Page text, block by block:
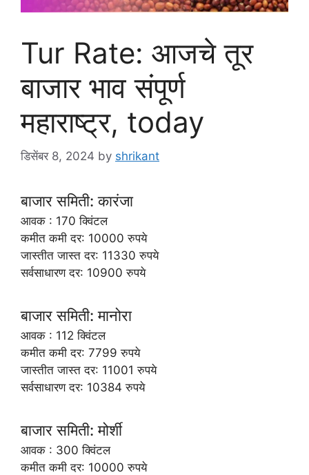
Tur Rate: आजचे तूर
बाजार भाव संपूर्ण
महाराष्ट्र, today
डिसेंबर 8, 2024 by shrikant
बाजार समिती: कारंजा
आवक : 170 क्विंटल
कमीत कमी दर: 10000 रुपये
जास्तीत जास्त दर: 11330 रुपये
सर्वसाधारण दर: 10900 रुपये
बाजार समिती: मानोरा
आवक : 112 क्विंटल
कमीत कमी दर: 7799 रुपये
जास्तीत जास्त दर: 11001 रुपये
सर्वसाधारण दर: 10384 रुपये
बाजार समिती: मोर्शी
आवक : 300 क्विंटल
कमीत कमी दर: 10000 रुपये